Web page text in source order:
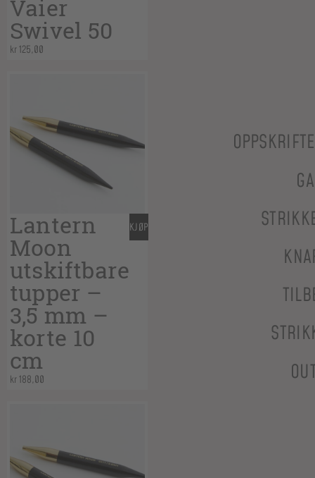
Vaier
Swivel 50
kr125,00
Lantern
Moon
utskiftbare
tupper –
3,5 mm –
korte 10
cm
kr188,00
KJØP